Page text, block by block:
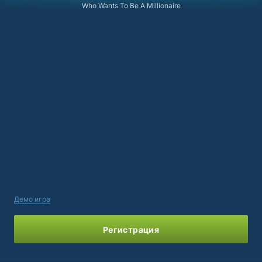
Who Wants To Be A Millionaire
Демо игра
Регистрация